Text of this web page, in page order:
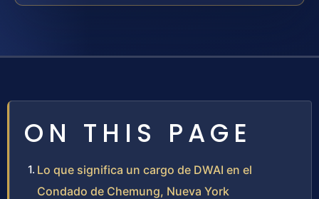
ON THIS PAGE
Lo que significa un cargo de DWAI en el
Condado de Chemung, Nueva York